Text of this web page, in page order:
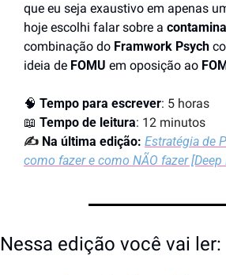
que eu seja exaustivo em apenas
hoje escolhi falar sobre a
combinação do Framwork Psych
ideia de FOMU em oposição ao
🧠 Tempo para escrever: 5 horas
📖 Tempo de leitura: 12 minutos
✍️ Na última edição: Estratégia de
como fazer e como NÃO fazer [Deep
Nessa edição você vai ler: